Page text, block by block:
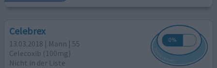
Celebrex
13.03.2018 | Mann | 55
Celecoxib (100mg)
Nicht in der Liste